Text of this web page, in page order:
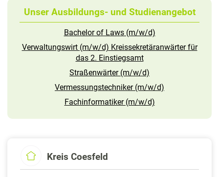
Unser Ausbildungs- und Studienangebot
Bachelor of Laws (m/w/d)
Verwaltungswirt (m/w/d) Kreissekretäranwärter für
das 2. Einstiegsamt
Straßenwärter (m/w/d)
Vermessungstechniker (m/w/d)
Fachinformatiker (m/w/d)
Kreis Coesfeld